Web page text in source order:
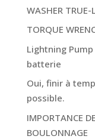
WASHER TRUE-
TORQUE
Lightning Pump
batterie
Oui, finir à
possible.
IMPORTANCE
BOULONNAGE